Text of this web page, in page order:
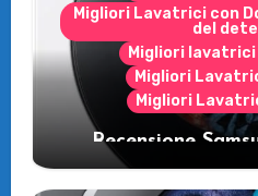
Migliori Lavatrici con
del
Migliori lavatrici
Migliori
Migliori
Recensione
intelligente che